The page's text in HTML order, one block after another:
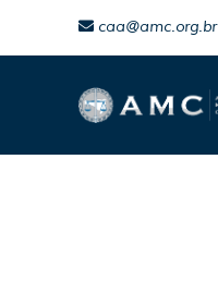
conteúdo
caa@amc.org.br